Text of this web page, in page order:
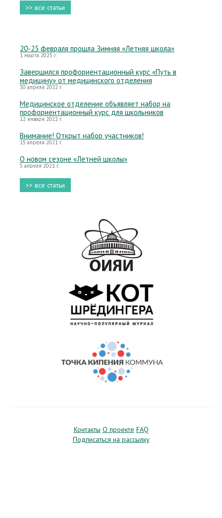
>> все статьи
20-23 февраля прошла Зимняя «Летняя школа»
1 марта 2025 г.
Завершился профориентационный курс «Путь в
медицину» от медицинского отделения
30 апреля 2022 г.
Медицинское отделение объявляет набор на
профориентационный курс для школьников
12 января 2022 г.
Внимание! Открыт набор участников!
15 апреля 2021 г.
О новом сезоне «Летней школы»
5 апреля 2021 г.
>> все статьи
Контакты О проекте FAQ
Подписаться на рассылку